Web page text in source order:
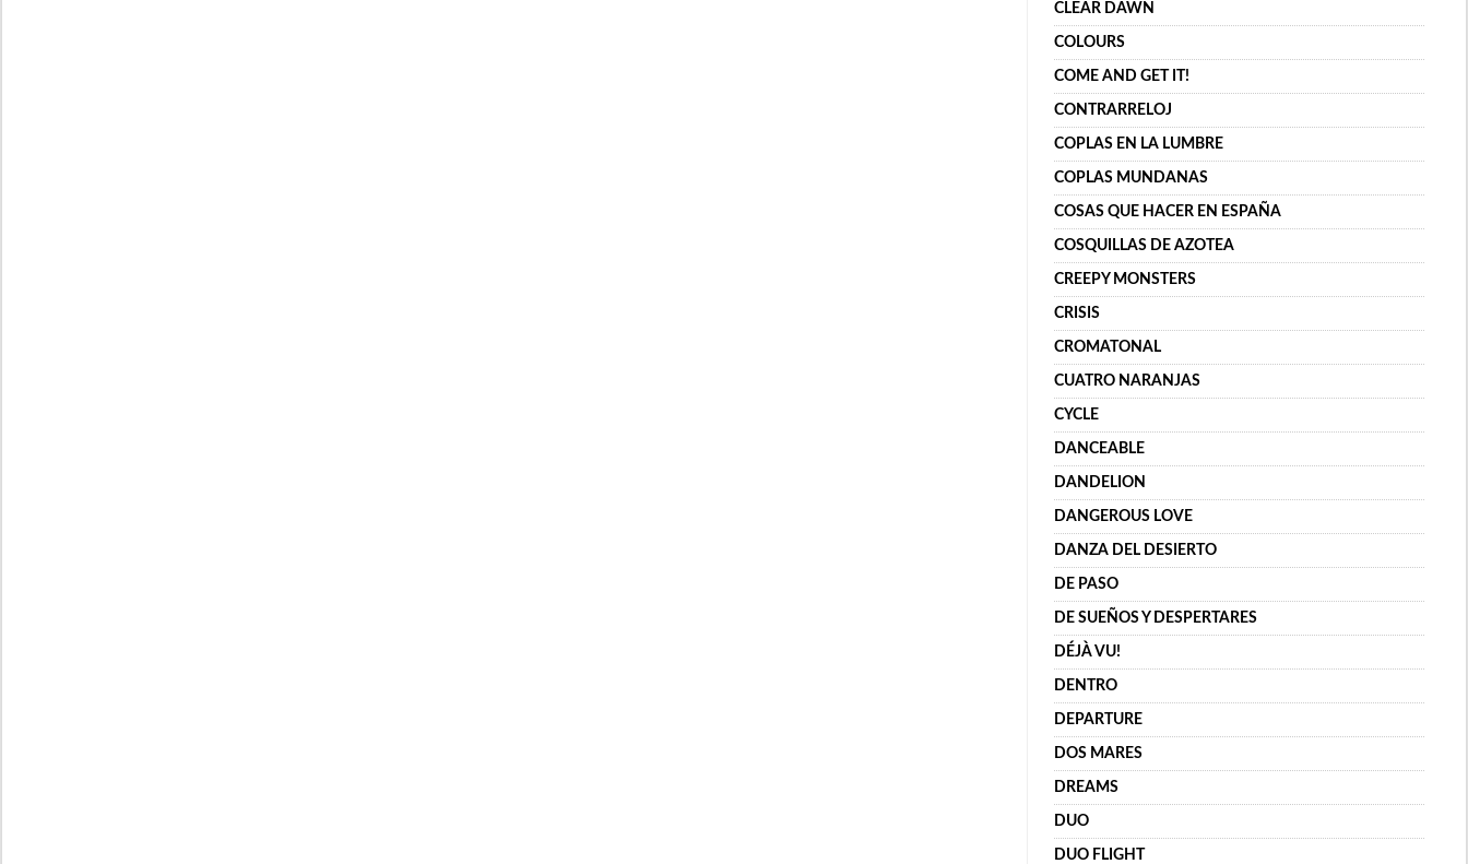
CLEAR DAWN
COLOURS
COME AND GET IT!
CONTRARRELOJ
COPLAS EN LA LUMBRE
COPLAS MUNDANAS
COSAS QUE HACER EN ESPAÑA
COSQUILLAS DE AZOTEA
CREEPY MONSTERS
CRISIS
CROMATONAL
CUATRO NARANJAS
CYCLE
DANCEABLE
DANDELION
DANGEROUS LOVE
DANZA DEL DESIERTO
DE PASO
DE SUEÑOS Y DESPERTARES
DÉJÀ VU!
DENTRO
DEPARTURE
DOS MARES
DREAMS
DUO
DUO FLIGHT